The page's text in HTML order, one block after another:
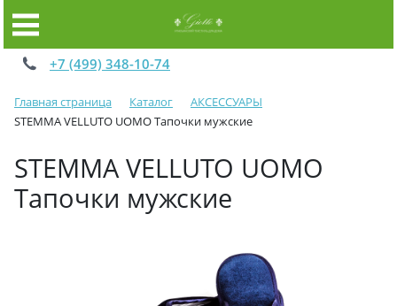
+7 (499) 348-10-74
Главная страница Каталог
АКСЕССУАРЫ
STEMMA VELLUTO UOMO Тапочки мужские
STEMMA VELLUTO UOMO
Тапочки мужские